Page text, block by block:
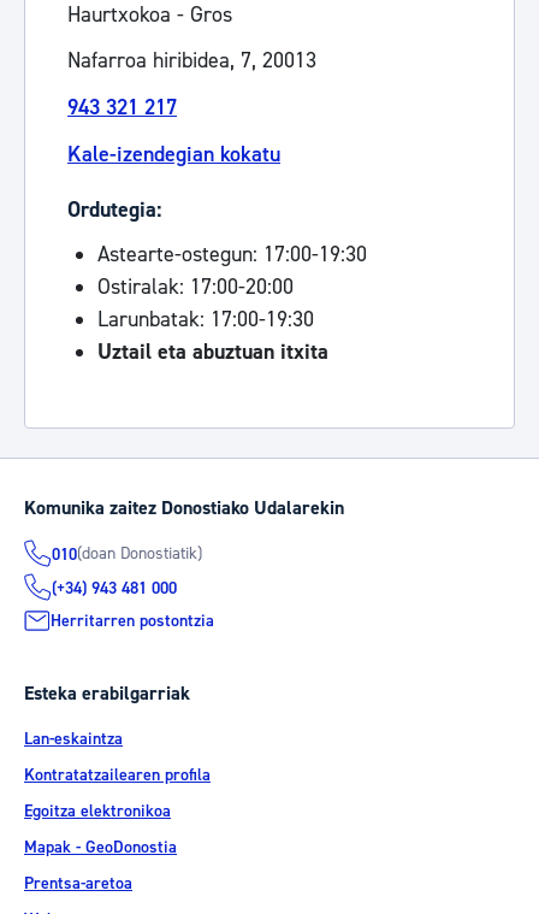
Haurtxokoa - Gros
Nafarroa hiribidea, 7, 20013
943 321 217
Kale-izendegian kokatu
Ordutegia:
Astearte-ostegun: 17:00-19:30
Ostiralak: 17:00-20:00
Larunbatak: 17:00-19:30
Uztail eta abuztuan itxita
Komunika zaitez Donostiako Udalarekin
010(doan Donostiatik)
(+34) 943 481 000
Herritarren postontzia
Esteka erabilgarriak
Lan-eskaintza
Kontratatzailearen profila
Egoitza elektronikoa
Mapak - GeoDonostia
Prentsa-aretoa